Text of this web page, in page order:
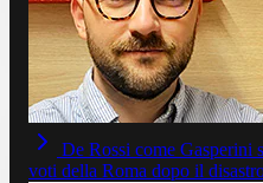
De Rossi come Gasperini
voti della Roma dopo il